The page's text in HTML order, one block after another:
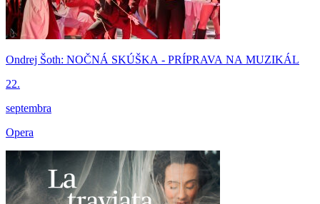
Ondrej Šoth: NOČNÁ SKÚŠKA - PRÍPRAVA NA MUZIKÁL
22.
septembra
Opera